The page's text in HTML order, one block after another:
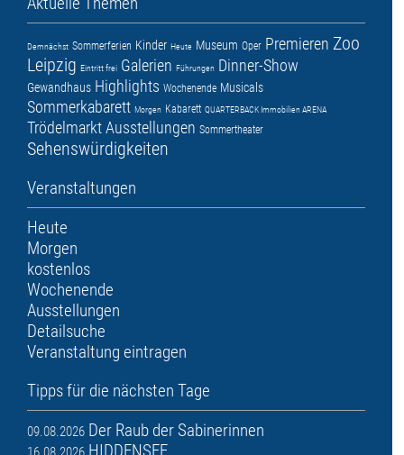
Demnächst Sommerferien Kinder Heute Museum Oper Premieren Zoo
Leipzig Eintritt frei Galerien Führungen Dinner-Show
Gewandhaus Highlights Wochenende Musicals
Sommerkabarett Morgen Kabarett QUARTERBACK Immobilien ARENA
TrödelmarktAusstellungen Sommertheater
Sehenswürdigkeiten
Veranstaltungen
Heute
Morgen
kostenlos
Wochenende
Ausstellungen
Detailsuche
Veranstaltung eintragen
Tipps für die nächsten Tage
09.08.2026 Der Raub der Sabinerinnen